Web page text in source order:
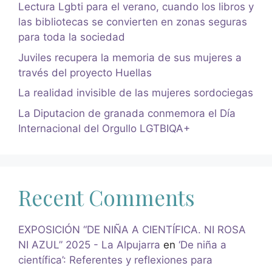
Lectura Lgbti para el verano, cuando los libros y
las bibliotecas se convierten en zonas seguras
para toda la sociedad
Juviles recupera la memoria de sus mujeres a
través del proyecto Huellas
La realidad invisible de las mujeres sordociegas
La Diputacion de granada conmemora el Día
Internacional del Orgullo LGTBIQA+
Recent Comments
EXPOSICIÓN “DE NIÑA A CIENTÍFICA. NI ROSA
NI AZUL” 2025 - La Alpujarra en ‘De niña a
científica’: Referentes y reflexiones para